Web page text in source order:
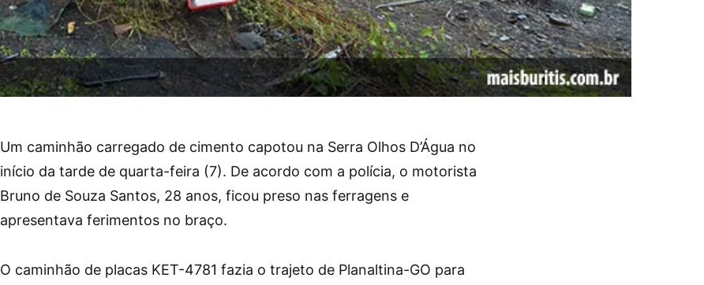
Um caminhão carregado de cimento capotou na Serra Olhos D’Água no
início da tarde de quarta-feira (7). De acordo com a polícia, o motorista
Bruno de Souza Santos, 28 anos, ficou preso nas ferragens e
apresentava ferimentos no braço.
O caminhão de placas KET-4781 fazia o trajeto de Planaltina-GO para